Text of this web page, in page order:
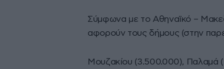
Σύμφωνα με το Αθηναϊκό –
αφορούν τους δήμους (στην
Μουζακίου (3.500.000), Παλαμά